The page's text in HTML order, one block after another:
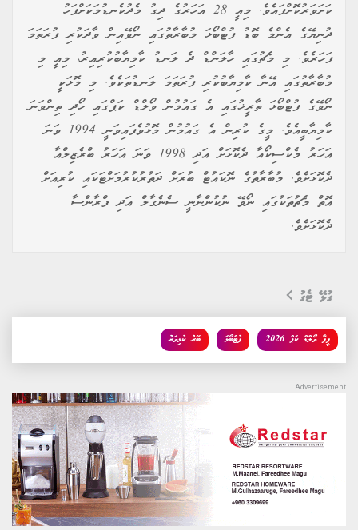
ކަށަވަރުކޮށްފައެވެ. މިއީ 28 އަހަރުގެ ދިގު މެދުކެނޑުމަކަށްފަހު
ދުނިޔޭގެ އެންމެ ބޮޑު ފުޓްބޯޅަ މުބާރާތުގައި ނޯވޭއިން ވާދަކުރި ފުރަތަމަ
ފަހަރެވެ. މި މެޗުގައި ހާލަންޑް ދެ ލަނޑު ކާމިޔާބުކުރިއިރު، މިއީ މި
މުބާރާތުގައި އޭނާ ކާމިޔާބުކުރި ފުރަތަމަ ލަނޑުތަކެވެ. މި މޮޅަކީ
ނޯވޭގެ ފުޓްބޯޅަ ތާރީޚުގައި އެ ގައުމުން ވޯލްޑް ކަޕްގައި ހޯދި ތިންވަނަ
ކާމިޔާބީއެވެ. މީގެ ކުރިން އެ ގައުމުން މޮޅުވެފައިވަނީ 1994 ވަނަ
އަހަރު މެކްސިކޯއާ ދެކޮޅަށް އަދި 1998 ވަނަ އަހަރު ބްރެޒިލްއާ
ދެކޮޅަށެވެ. މުބާރާތުގެ ނޮކައުޓް ބުރަށް ދަތުރުކުރުމަށްޓަކައި ކުރިއަށް
އޮތް މެޗުތަކުގައި ނޯވޭ ނުކުންނާނީ ސެނެގާލް އަދި ފްރާންސާ
ދެކޮޅަށެވެ.
ގުޅޭ ޓެގު
ބޭރު ކުޅިވަރު ފުޓްބޯޅަ ފީފާ ވޯލްޑް ކަޕް 2026